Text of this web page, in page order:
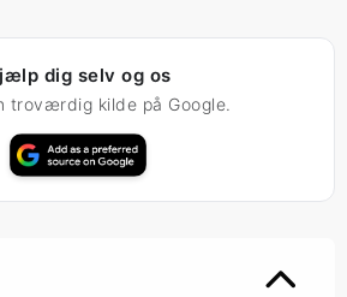
dig selv og os
troværdig kilde på Google.